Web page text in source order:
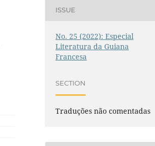
ISSUE
No. 25 (2022): Especial
Literatura da Guiana
Francesa
SECTION
Traduções não comentadas